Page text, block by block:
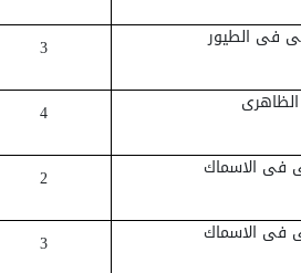
فى الطيور
3
4
فى الاسماك
2
فى الاسماك
3